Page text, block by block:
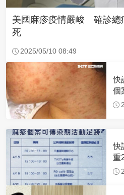
美國麻疹疫情嚴峻 確診總
死
2025/05/10 08:49
快
個
都
快
重
排